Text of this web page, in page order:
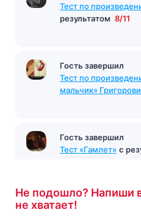
Тест по
результатом 8/11
Гость завершил
Тест по
мальчик»
Гость завершил
Тест «Гамлет» с
Не подошло? Напиши
не хватает!